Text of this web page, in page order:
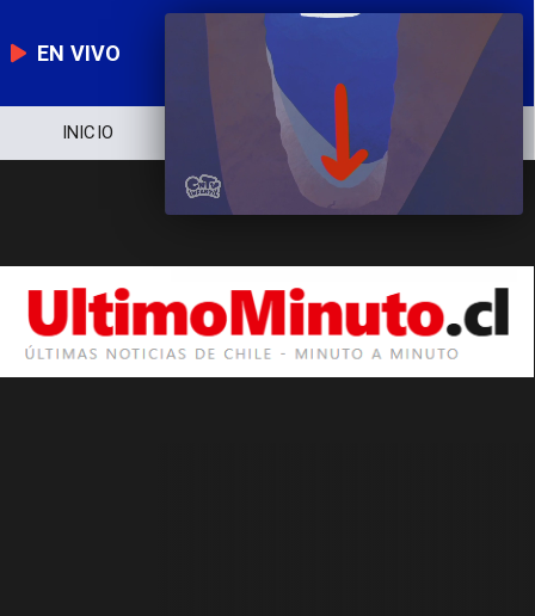
EN VIVO
INICIO NOTICIERO POLÍTICA